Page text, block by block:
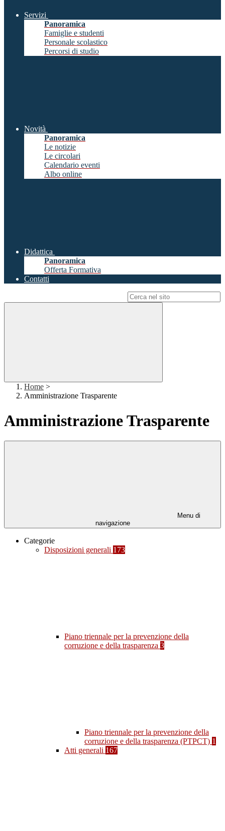
Servizi
Panoramica
Famiglie e studenti
Personale scolastico
Percorsi di studio
Novità
Panoramica
Le notizie
Le circolari
Calendario eventi
Albo online
Didattica
Panoramica
Offerta Formativa
Contatti
Home >
Amministrazione Trasparente
Amministrazione Trasparente
Menu di
navigazione
Categorie
Disposizioni generali 173
Piano triennale per la prevenzione della
corruzione e della trasparenza 3
Piano triennale per la prevenzione della
corruzione e della trasparenza (PTPCT) 1
Atti generali 167